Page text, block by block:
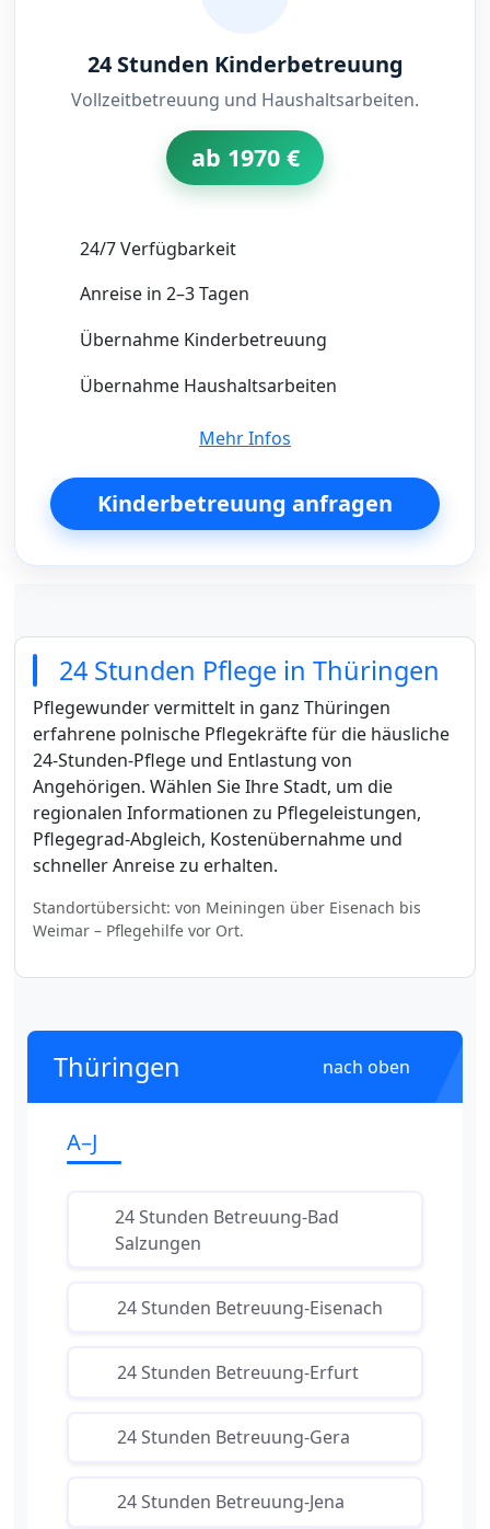
24 Stunden Kinderbetreuung
Vollzeitbetreuung und Haushaltsarbeiten.
ab 1970 €
24/7 Verfügbarkeit
Anreise in 2–3 Tagen
Übernahme Kinderbetreuung
Übernahme Haushaltsarbeiten
Mehr Infos
Kinderbetreuung anfragen
24 Stunden Pflege in Thüringen
Pflegewunder vermittelt in ganz Thüringen
erfahrene polnische Pflegekräfte für die häusliche
24-Stunden-Pflege und Entlastung von
Angehörigen. Wählen Sie Ihre Stadt, um die
regionalen Informationen zu Pflegeleistungen,
Pflegegrad-Abgleich, Kostenübernahme und
schneller Anreise zu erhalten.
Standortübersicht: von Meiningen über Eisenach bis
Weimar – Pflegehilfe vor Ort.
Thüringen nach oben
A–J
24 Stunden Betreuung-Bad
Salzungen
24 Stunden Betreuung-Eisenach
24 Stunden Betreuung-Erfurt
24 Stunden Betreuung-Gera
24 Stunden Betreuung-Jena